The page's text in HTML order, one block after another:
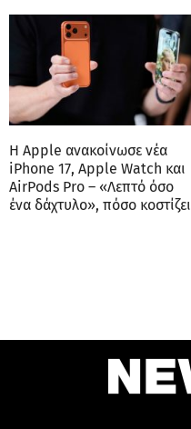
Η Apple ανακοίνωσε νέα
iPhone 17, Apple Watch και
AirPods Pro – «Λεπτό όσο
ένα δάχτυλο», πόσο κοστίζει